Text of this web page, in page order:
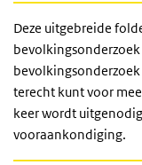
Deze uitgebreide
terecht kunt voor
keer wordt
vooraankondiging.